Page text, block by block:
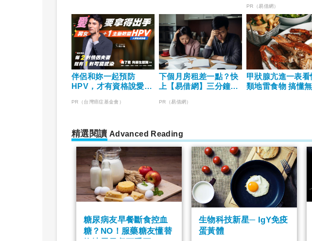
PR（易借網）
伴侶和妳一起預防
HPV，才有資格說愛
PR（台灣癌症基金會）
下個月房租差一點？快
上【易借網】三分鐘解
PR（易借網）
甲狀腺亢進一表看
類地雷食物 搞懂
精選閱讀 Advanced Reading
糖尿病友早餐斷食控血
糖？NO！服藥糖友懂替
生物科技新星─ IgY免疫
蛋黃體